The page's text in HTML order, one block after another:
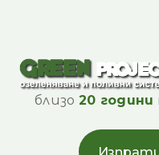
близо 20 години